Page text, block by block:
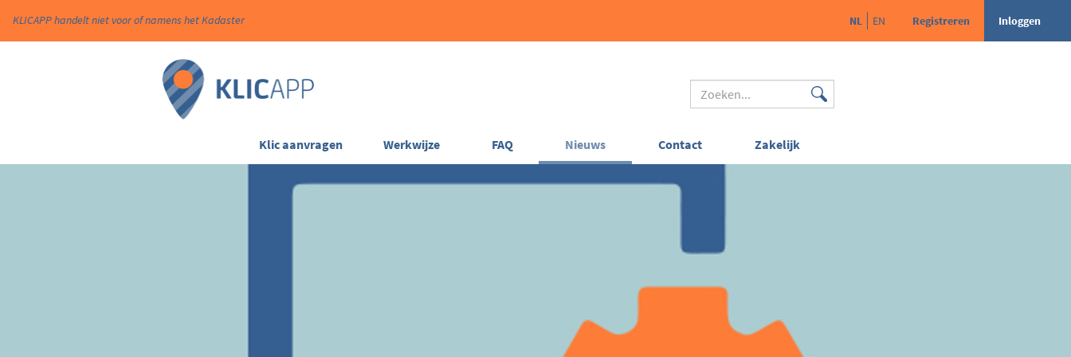
KLICAPP handelt niet voor of namens het Kadaster Registreren Inloggen
NL EN
Klic aanvragen Werkwijze FAQ Nieuws Contact Zakelijk